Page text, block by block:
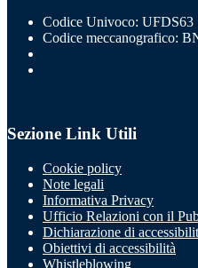
Codice Univoco: UFDS63
Codice meccanografico:
Sezione Link Utili
Cookie policy
Note legali
Informativa Privacy
Ufficio Relazioni con il
Dichiarazione di
Obiettivi di accessibilità
Whistleblowing